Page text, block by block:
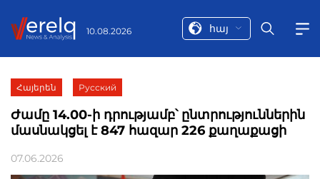
10.08.2026 հայ
Հայերեն Русский
Ժամը 14.00-ի դրությամբ՝ ընտրություններին
մասնակցել է 847 հազար 226 քաղաքացի
07.06.2026